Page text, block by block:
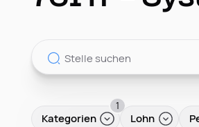
Kategorien
1
Lohn